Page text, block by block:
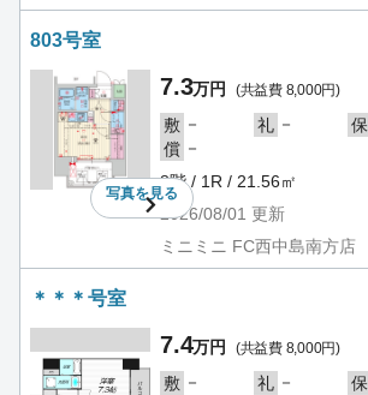
803号室
写真を見る
7.3万円 (共益費 8,000円)
敷 － 礼 － 保
償 －
8階 / 1R / 21.56㎡
2026/08/01 更新
ミニミニ FC西中島南方店
＊＊＊号室
7.4万円 (共益費 8,000円)
敷 － 礼 － 保